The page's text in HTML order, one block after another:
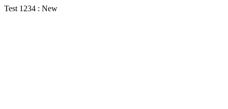
Test 1234 : New